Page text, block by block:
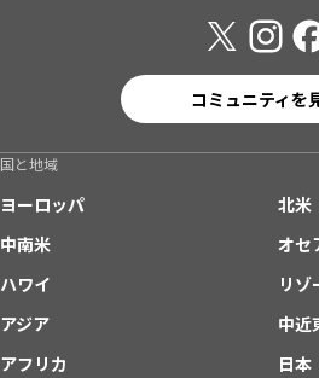
コミュニティを
国と地域
ヨーロッパ
北米
中南米
オセ
ハワイ
リゾ
アジア
中近
アフリカ
日本